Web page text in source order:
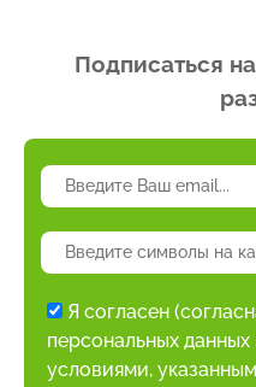
Подписаться
Я согласен
персональных данных
условиями,